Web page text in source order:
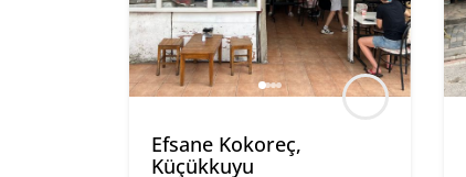
Efsane Kokoreç,
Küçükkuyu